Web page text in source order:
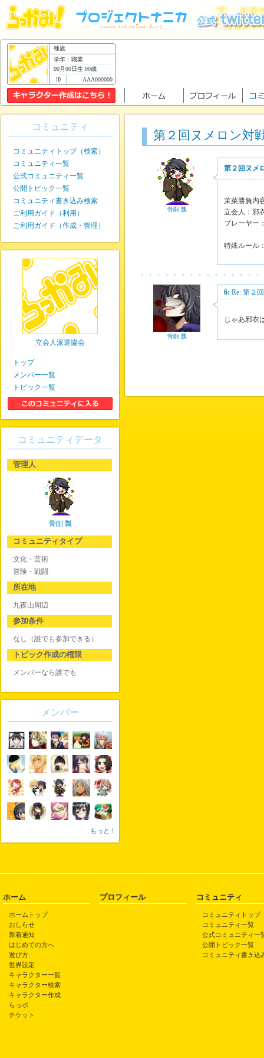
種族
学年：職業
00月00日生 00歳
AAA000000
第２回ヌメロン対
骨削 瓢
第２回ヌメ
茉菜勝負内
立会人：邪
プレーヤー
特殊ルール
骨削 瓢
6: Re: 第２
じゃあ邪衣
コミュニティ
コミュニティトップ（検索）
コミュニティ一覧
公式コミュニティ一覧
公開トピック一覧
コミュニティ書き込み検索
ご利用ガイド（利用）
ご利用ガイド（作成・管理）
立会人派遣協会
トップ
メンバー一覧
トピック一覧
コミュニティデータ
管理人
骨削 瓢
コミュニティタイプ
文化・芸術
冒険・戦闘
所在地
九夜山周辺
参加条件
なし（誰でも参加できる）
トピック作成の権限
メンバーなら誰でも
メンバー
もっと！
ホーム
ホームトップ
おしらせ
新着通知
はじめての方へ
遊び方
世界設定
キャラクター一覧
キャラクター検索
キャラクター作成
らっポ
チケット
プロフィール コミュニティ
コミュニティトップ
コミュニティ一覧
公式コミュニティ一
公開トピック一覧
コミュニティ書き込